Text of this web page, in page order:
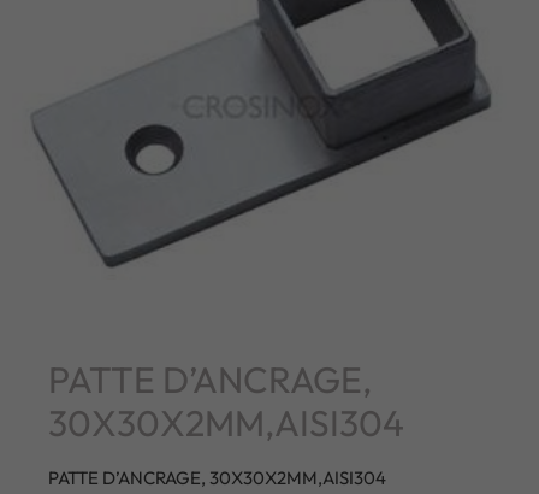
PATTE D’ANCRAGE,
30X30X2MM,AISI304
PATTE D’ANCRAGE, 30X30X2MM,AISI304